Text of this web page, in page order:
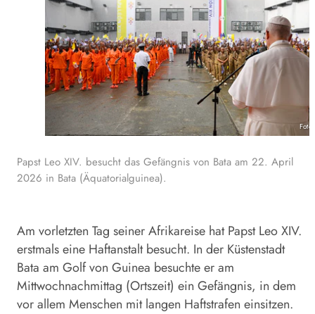
Papst Leo XIV. besucht das Gefängnis von Bata am 22. April
2026 in Bata (Äquatorialguinea).
Am vorletzten Tag seiner Afrikareise hat PapstLeoXIV.
erstmals eine Haftanstalt besucht. In der Küstenstadt
Bata am Golf von Guinea besuchte er am
Mittwochnachmittag (Ortszeit) ein Gefängnis, in dem
vor allem Menschen mit langen Haftstrafen einsitzen.